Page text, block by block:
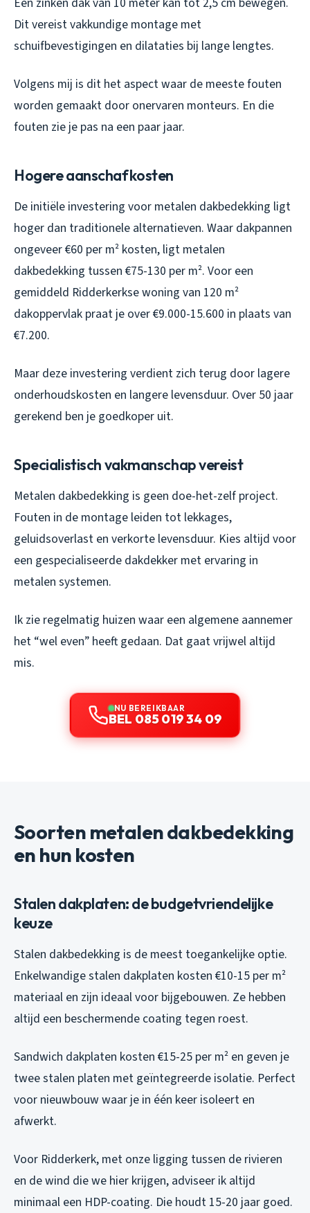
Dit vereist vakkundige montage met
schuifbevestigingen en dilataties bij lange lengtes.
Volgens mij is dit het aspect waar de meeste fouten
worden gemaakt door onervaren monteurs. En die
fouten zie je pas na een paar jaar.
Hogere aanschafkosten
De initiële investering voor metalen dakbedekking ligt
hoger dan traditionele alternatieven. Waar dakpannen
ongeveer €60 per m² kosten, ligt metalen
dakbedekking tussen €75-130 per m². Voor een
gemiddeld Ridderkerkse woning van 120 m²
dakoppervlak praat je over €9.000-15.600 in plaats van
€7.200.
Maar deze investering verdient zich terug door lagere
onderhoudskosten en langere levensduur. Over 50 jaar
gerekend ben je goedkoper uit.
Specialistisch vakmanschap vereist
Metalen dakbedekking is geen doe-het-zelf project.
Fouten in de montage leiden tot lekkages,
geluidsoverlast en verkorte levensduur. Kies altijd voor
een gespecialiseerde dakdekker met ervaring in
metalen systemen.
Ik zie regelmatig huizen waar een algemene aannemer
het “wel even” heeft gedaan. Dat gaat vrijwel altijd
mis.
NU BEREIKBAAR
BEL 085 019 34 09
Soorten metalen dakbedekking
en hun kosten
Stalen dakplaten: de budgetvriendelijke
keuze
Stalen dakbedekking is de meest toegankelijke optie.
Enkelwandige stalen dakplaten kosten €10-15 per m²
materiaal en zijn ideaal voor bijgebouwen. Ze hebben
altijd een beschermende coating tegen roest.
Sandwich dakplaten kosten €15-25 per m² en geven je
twee stalen platen met geïntegreerde isolatie. Perfect
voor nieuwbouw waar je in één keer isoleert en
afwerkt.
Voor Ridderkerk, met onze ligging tussen de rivieren
en de wind die we hier krijgen, adviseer ik altijd
minimaal een HDP-coating. Die houdt 15-20 jaar goed.